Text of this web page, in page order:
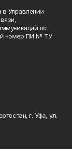
в Управлении
по
номер ПИ № ТУ
г. Уфа, ул.